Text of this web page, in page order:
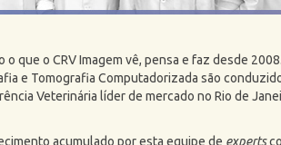
o que o CRV Imagem vê, pensa e faz desde
e Tomografia Computadorizada são
Veterinária líder de mercado no Rio de
acumulado por esta equipe de experts